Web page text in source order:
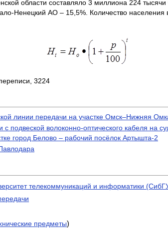
области составляло 3 миллиона 224
Ненецкий АО – 15,5%. Количество населения
3224
линии передачи на участке Омск–Нижняя
подвеской волоконно-оптического кабеля на
город Белово – рабочий посёлок Артышта-2
телекоммуникаций и информатики
предметы)